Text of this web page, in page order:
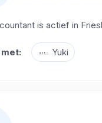
is actief in
Yuki